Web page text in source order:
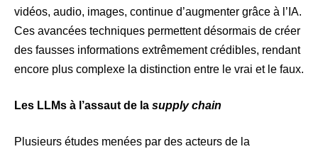
vidéos, audio, images, continue d’augmenter grâce à l’IA.
Ces avancées techniques permettent désormais de créer
des fausses informations extrêmement crédibles, rendant
encore plus complexe la distinction entre le vrai et le faux.
Les LLMs à l’assaut de la supply chain
Plusieurs études menées par des acteurs de la